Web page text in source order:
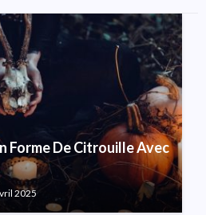
Forme De Citrouille Avec
2025